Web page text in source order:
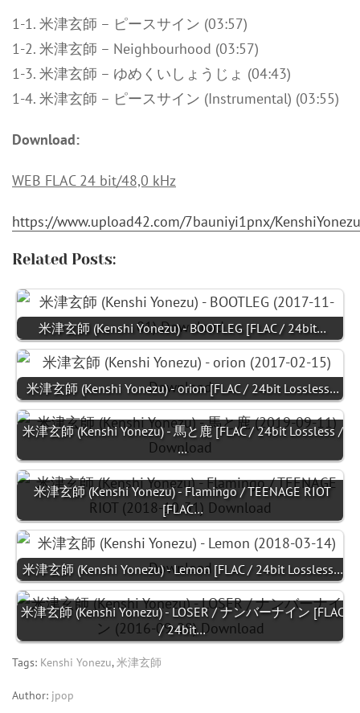
1-1. 米津玄師 – ピースサイン (03:57)
1-2. 米津玄師 – Neighbourhood (03:57)
1-3. 米津玄師 – ゆめくいしょうじょ (04:43)
1-4. 米津玄師 – ピースサイン (Instrumental) (03:55)
Download:
WEB FLAC 24 bit/48,0 kHz
https://www.upload42.com/7bauniyi1pnx/
Related Posts:
米津玄師 (Kenshi Yonezu) - BOOTLEG [FLAC / 24bit…
米津玄師 (Kenshi Yonezu) - orion [FLAC / 24bit Lossless…
米津玄師 (Kenshi Yonezu) - 馬と鹿 [FLAC / 24bit Lossless /
…
米津玄師 (Kenshi Yonezu) - Flamingo / TEENAGE RIOT
[FLAC…
米津玄師 (Kenshi Yonezu) - Lemon [FLAC / 24bit Lossless…
米津玄師 (Kenshi Yonezu) - LOSER / ナンバーナイン [FLAC
/ 24bit…
Tags: Kenshi Yonezu,米津玄師
Author: jpop